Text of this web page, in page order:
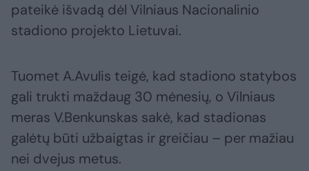
pateikė išvadą dėl Vilniaus Nacionalinio
stadiono projekto Lietuvai.
Tuomet A.Avulis teigė, kad stadiono statybos
gali trukti maždaug 30 mėnesių, o Vilniaus
meras V.Benkunskas sakė, kad stadionas
galėtų būti užbaigtas ir greičiau – per mažiau
nei dvejus metus.